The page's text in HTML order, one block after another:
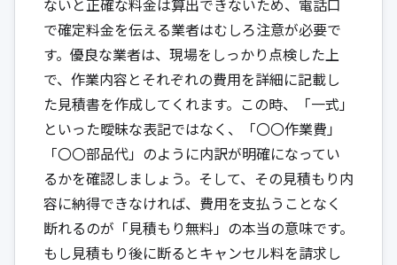
で確定料金を伝える業者はむしろ注意が必要で
す。優良な業者は、現場をしっかり点検した上
で、作業内容とそれぞれの費用を詳細に記載し
た見積書を作成してくれます。この時、「一式」
といった曖昧な表記ではなく、「〇〇作業費」
「〇〇部品代」のように内訳が明確になってい
るかを確認しましょう。そして、その見積もり内
容に納得できなければ、費用を支払うことなく
断れるのが「見積もり無料」の本当の意味です。
もし見積もり後に断るとキャンセル料を請求し